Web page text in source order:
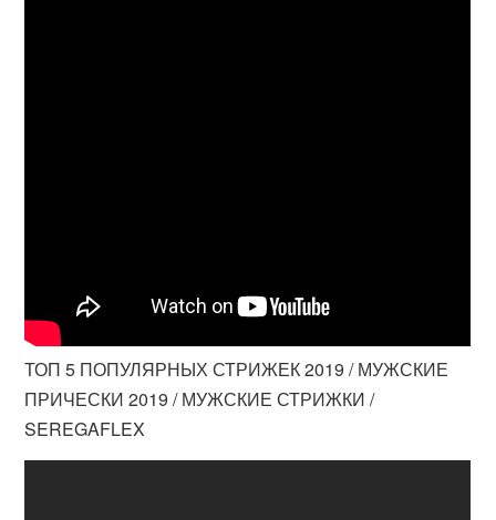
ТОП 5 ПОПУЛЯРНЫХ СТРИЖЕК 2019 / МУЖСКИЕ
ПРИЧЕСКИ 2019 / МУЖСКИЕ СТРИЖКИ /
SEREGAFLEX